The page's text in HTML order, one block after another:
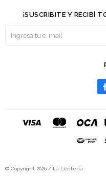
¡SUSCRIBITE Y RECIBÍ
© Copyright 2026 / La Lenteria